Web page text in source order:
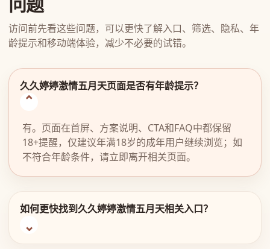
访问前先看这些问题，可以更快了解入口、筛选、隐私、年
龄提示和移动端体验，减少不必要的试错。
久久婷婷激情五月天页面是否有年龄提示？
有。页面在首屏、方案说明、CTA和FAQ中都保留
18+提醒，仅建议年满18岁的成年用户继续浏览；如
不符合年龄条件，请立即离开相关页面。
如何更快找到久久婷婷激情五月天相关入口？